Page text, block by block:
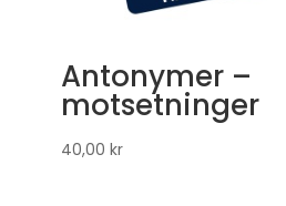
Antonymer –
motsetninger
40,00kr